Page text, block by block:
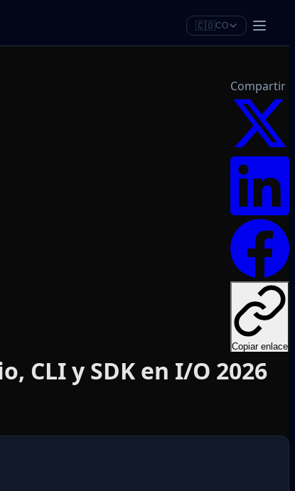
🇨🇴CO
Compartir
Copiar enlace
CLI y SDK en I/O 2026